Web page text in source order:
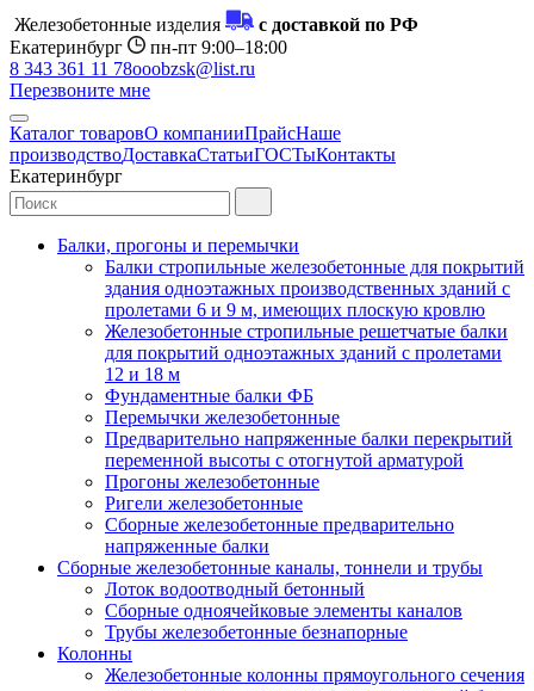
Железобетонные изделия
с доставкой по РФ
Екатеринбург
пн-пт 9:00–18:00
8 343 361 11 78ooobzsk@list.ru
Перезвоните мне
Каталог товаровО компанииПрайсНаше
производствоДоставкаСтатьиГОСТыКонтакты
Екатеринбург
Балки, прогоны и перемычки
Балки стропильные железобетонные для покрытий
здания одноэтажных производственных зданий с
пролетами 6 и 9 м, имеющих плоскую кровлю
Железобетонные стропильные решетчатые балки
для покрытий одноэтажных зданий с пролетами
12 и 18 м
Фундаментные балки ФБ
Перемычки железобетонные
Предварительно напряженные балки перекрытий
переменной высоты с отогнутой арматурой
Прогоны железобетонные
Ригели железобетонные
Сборные железобетонные предварительно
напряженные балки
Сборные железобетонные каналы, тоннели и трубы
Лоток водоотводный бетонный
Сборные одноячейковые элементы каналов
Трубы железобетонные безнапорные
Колонны
Железобетонные колонны прямоугольного сечения